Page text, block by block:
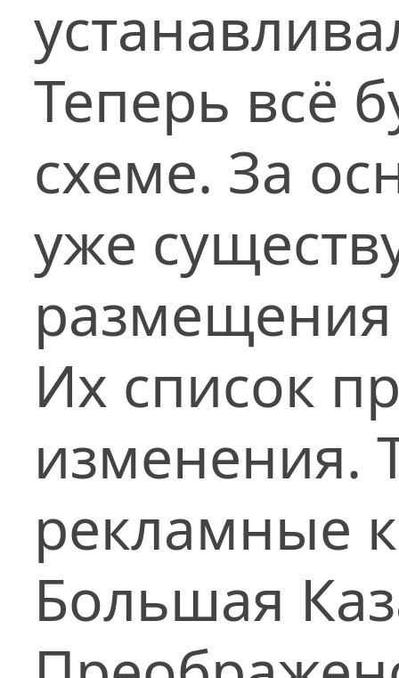
Теперь всё
схеме. За
уже
Их список
изменения.
рекламные
Большая